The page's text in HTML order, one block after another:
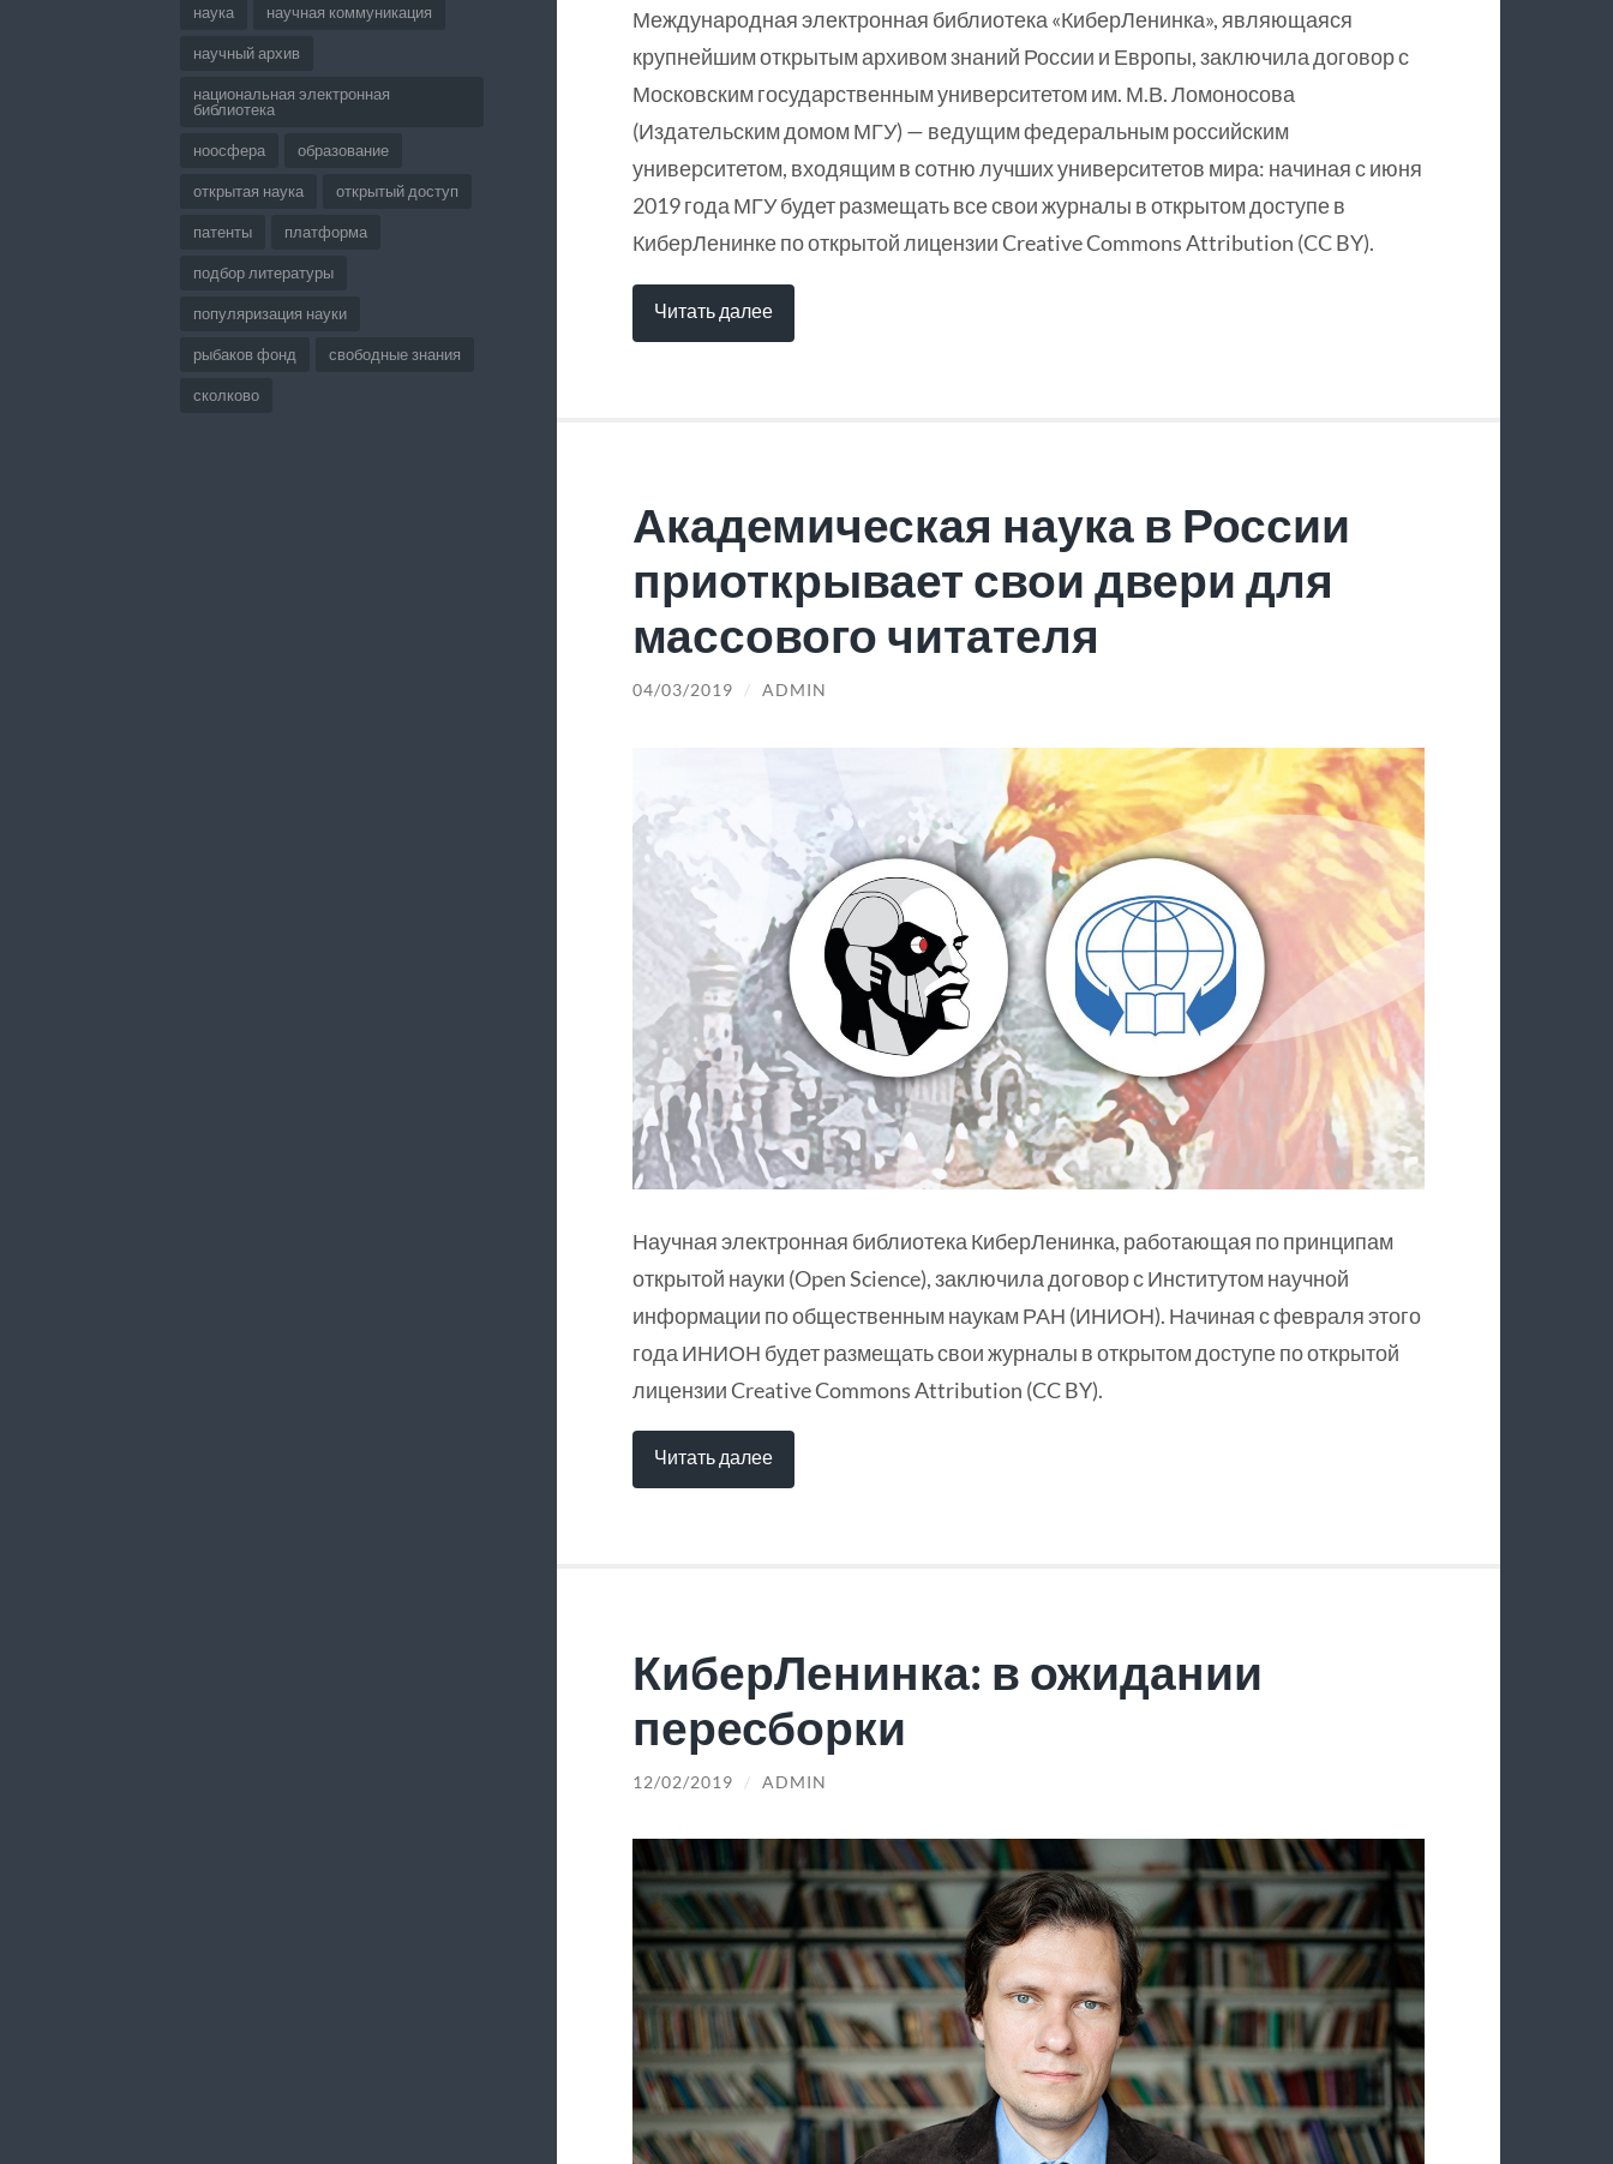
наука научная коммуникация
научный архив
национальная электронная
библиотека
ноосфера образование
открытая наука открытый доступ
патенты платформа
подбор литературы
популяризация науки
рыбаков фонд свободные знания
сколково
Международная электронная библиотека «КиберЛенинка», являющаяся
крупнейшим открытым архивом знаний России и Европы, заключила договор с
Московским государственным университетом им. М.В. Ломоносова
(Издательским домом МГУ) — ведущим федеральным российским
университетом, входящим в сотню лучших университетов мира: начиная с июня
2019 года МГУ будет размещать все свои журналы в открытом доступе в
КиберЛенинке по открытой лицензии Creative Commons Attribution (CC BY).
Читать далее
Академическая наука в России
приоткрывает свои двери для
массового читателя
04/03/2019 / ADMIN
Научная электронная библиотека КиберЛенинка, работающая по принципам
открытой науки (Open Science), заключила договор с Институтом научной
информации по общественным наукам РАН (ИНИОН). Начиная с февраля этого
года ИНИОН будет размещать свои журналы в открытом доступе по открытой
лицензии Creative Commons Attribution (CC BY).
Читать далее
КиберЛенинка: в ожидании
пересборки
12/02/2019 / ADMIN